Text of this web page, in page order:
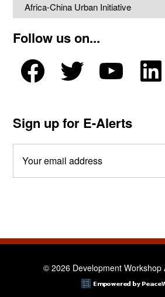
Africa-China Urban Initiative
Follow us on...
Sign up for E-Alerts
© 2026 Development Workshop